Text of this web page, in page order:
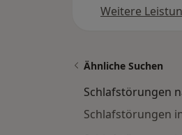
Weitere
Ähnliche Suchen
Schlafstörungen
Schlafstörungen